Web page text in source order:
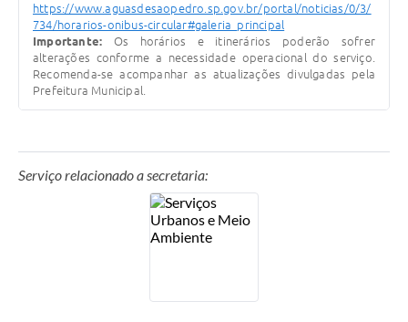
https://www.aguasdesaopedro.sp.gov.br/portal/noticias/0/3/
734/horarios-onibus-circular#galeria_principal
Importante: Os horários e itinerários poderão sofrer
alterações conforme a necessidade operacional do serviço.
Recomenda-se acompanhar as atualizações divulgadas pela
Prefeitura Municipal.
Serviço relacionado a secretaria: